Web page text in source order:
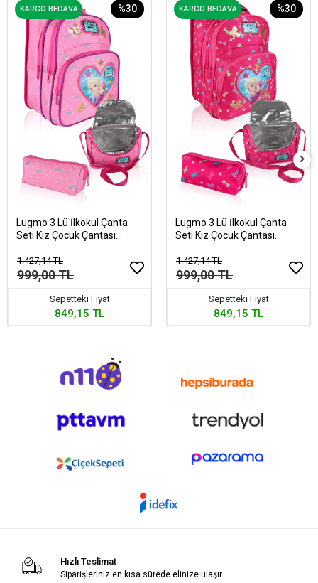
KARGO BEDAVA %30
Lugmo 3 Lü İlkokul Çanta
Seti Kız Çocuk Çantası
Pembe
1.427,14 TL
999,00 TL
Sepetteki Fiyat
849,15 TL
KARGO BEDAVA %30
Lugmo 3 Lü İlkokul Çanta
Seti Kız Çocuk Çantası
1.427,14 TL
999,00 TL
Sepetteki Fiyat
849,15 TL
Hızlı Teslimat
Siparişleriniz en kısa sürede elinize ulaşır.